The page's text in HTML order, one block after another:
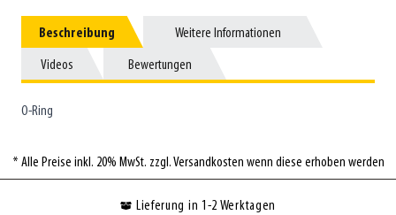
Beschreibung
Beschreibung Weitere Informationen
Weitere Informationen
Videos
Videos Bewertungen
Bewertungen
O-Ring
* Alle Preise inkl. 20% MwSt. zzgl. Versandkosten wenn diese erhoben werden
Lieferung in 1-2 Werktagen